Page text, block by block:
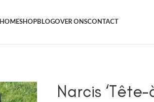
HOMESHOPBLOGOVER ONSCONTACT
Narcis ‘Tête-